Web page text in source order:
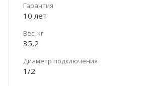
Гарантия
10 лет
Вес, кг
35,2
Диаметр подключения
1/2